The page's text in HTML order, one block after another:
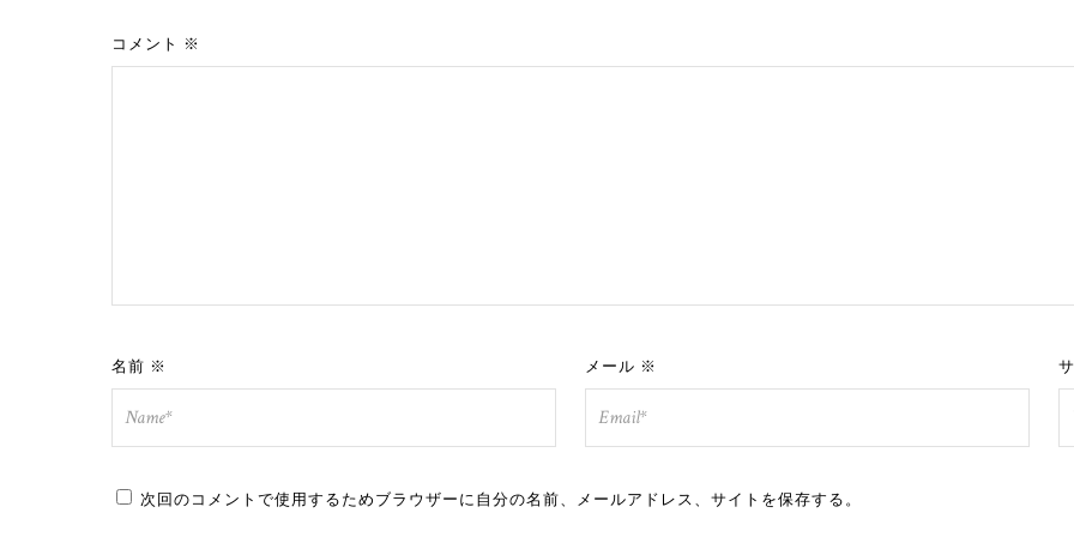
コメント ※
名前 ※ メール ※
次回のコメントで使用するためブラウザーに自分の名前、メールアドレス、サイトを保存する。